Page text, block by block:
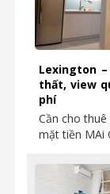
Lexington
thất, view
phí
Cần cho
mặt tiền MAi